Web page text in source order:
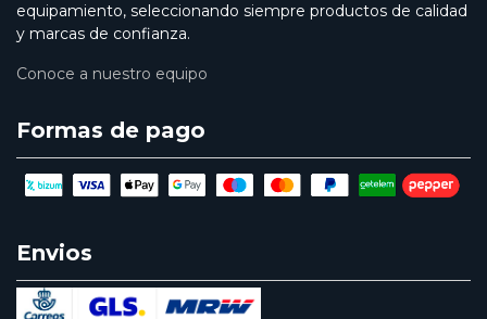
equipamiento, seleccionando siempre productos de calidad
y marcas de confianza.
Conoce a nuestro equipo
Formas de pago
Envios